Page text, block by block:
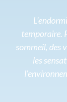
temporaire.
sommeil, des
les